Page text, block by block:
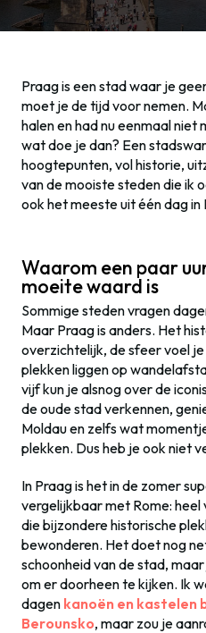
Praag is een stad waar je
moet je de tijd voor nemen.
halen en had nu eenmaal niet
wat doe je dan? Een
hoogtepunten, vol historie,
van de mooiste steden die ik
ook het meeste uit één dag in
Waarom een paar
moeite waard is
Sommige steden vragen
Maar Praag is anders. Het
overzichtelijk, de sfeer voel
plekken liggen op
vijf kun je alsnog over de
de oude stad verkennen,
Moldau en zelfs wat
plekken. Dus heb je ook niet
In Praag is het in de zomer
vergelijkbaar met Rome: heel
die bijzondere historische
bewonderen. Het doet nog
schoonheid van de stad,
om er doorheen te kijken. Ik
dagen kanoën en kastelen
Berounsko, maar zou je